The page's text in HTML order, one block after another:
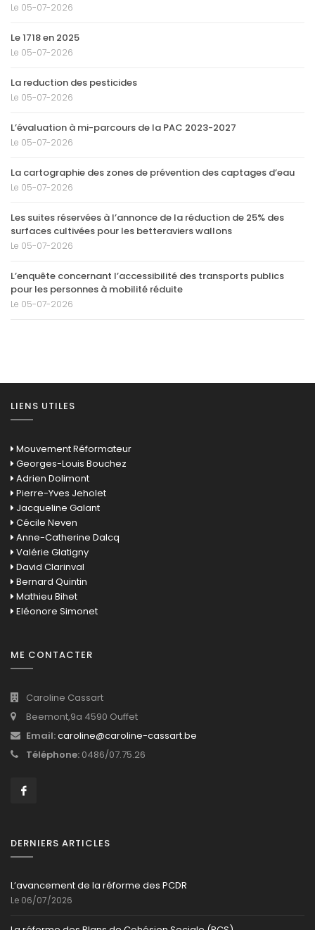
Le 05-07-2026
Le 1718 en 2025
Le 05-07-2026
La reduction des pesticides
Le 05-07-2026
L’évaluation à mi-parcours de la PAC 2023-2027
Le 05-07-2026
La cartographie des zones de prévention des captages d’eau
Le 05-07-2026
Les suites réservées à l’annonce de la réduction de 25% des
surfaces cultivées pour les betteraviers wallons
Le 05-07-2026
L’enquête concernant l’accessibilité des transports publics
pour les personnes à mobilité réduite
Le 05-07-2026
LIENS UTILES
Mouvement Réformateur
Georges-Louis Bouchez
Adrien Dolimont
Pierre-Yves Jeholet
Jacqueline Galant
Cécile Neven
Anne-Catherine Dalcq
Valérie Glatigny
David Clarinval
Bernard Quintin
Mathieu Bihet
Eléonore Simonet
ME CONTACTER
Caroline Cassart
Beemont,9a 4590 Ouffet
Email:caroline@caroline-cassart.be
Téléphone: 0486/07.75.26
DERNIERS ARTICLES
L’avancement de la réforme des PCDR
Le 06/07/2026